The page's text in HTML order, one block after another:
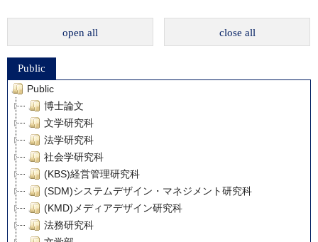
open all close all
Public
Public
博士論文
文学研究科
法学研究科
社会学研究科
(KBS)経営管理研究科
(SDM)システムデザイン・マネジメント研究科
(KMD)メディアデザイン研究科
法務研究科